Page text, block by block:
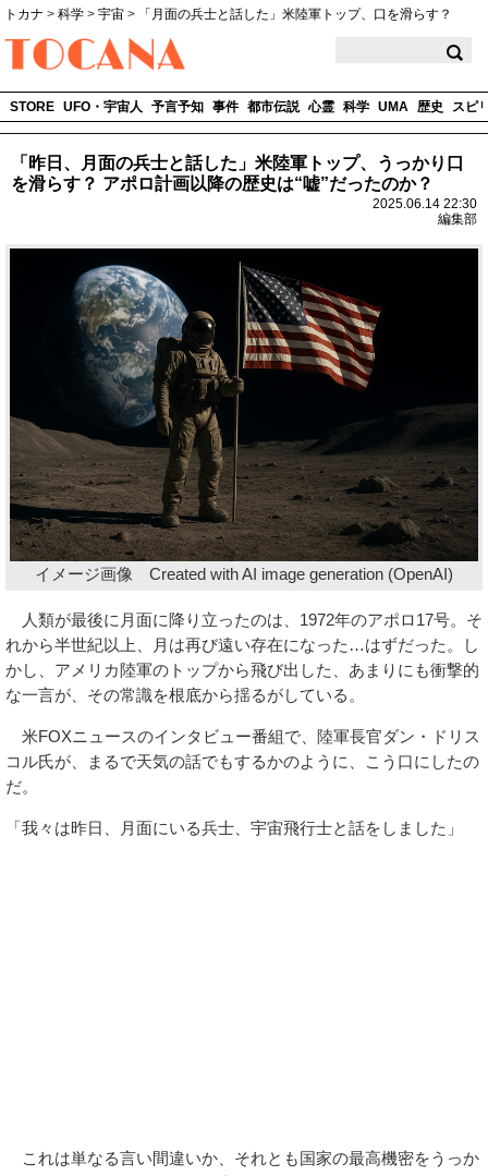
トカナ > 科学 > 宇宙 >
「月面の兵士と話した」米陸軍トップ、口を滑らす？
STORE UFO・宇宙人 予言予知 事件 都市伝説 心霊 科学 UMA 歴史 スピ
「昨日、月面の兵士と話した」米陸軍トップ、うっかり口
を滑らす？ アポロ計画以降の歴史は“嘘”だったのか？
2025.06.14 22:30
編集部
イメージ画像 Created with AI image generation (OpenAI)
人類が最後に月面に降り立ったのは、1972年のアポロ17号。そ
れから半世紀以上、月は再び遠い存在になった…はずだった。し
かし、アメリカ陸軍のトップから飛び出した、あまりにも衝撃的
な一言が、その常識を根底から揺るがしている。
米FOXニュースのインタビュー番組で、陸軍長官ダン・ドリス
コル氏が、まるで天気の話でもするかのように、こう口にしたの
だ。
「我々は昨日、月面にいる兵士、宇宙飛行士と話をしました」
これは単なる言い間違いか、それとも国家の最高機密をうっか